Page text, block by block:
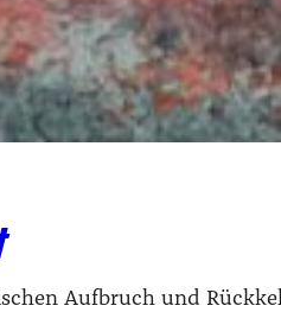
Aufbruch und